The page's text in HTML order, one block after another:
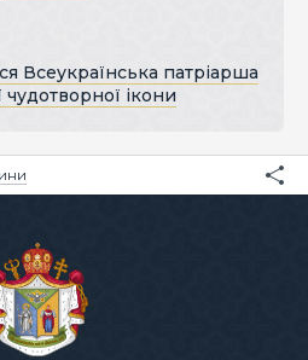
Всеукраїнська патріарша
ікони